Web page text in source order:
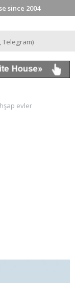
since 2004
Telegram)
evler